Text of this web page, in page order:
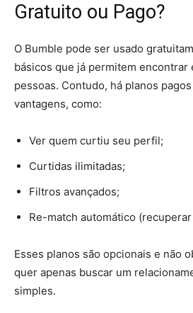
Gratuito ou Pago?
O Bumble pode ser usado
básicos que já permitem encontrar
pessoas. Contudo, há planos
vantagens, como:
Ver quem curtiu seu perfil;
Curtidas ilimitadas;
Filtros avançados;
Re-match automático
Esses planos são opcionais e não
quer apenas buscar um
simples.